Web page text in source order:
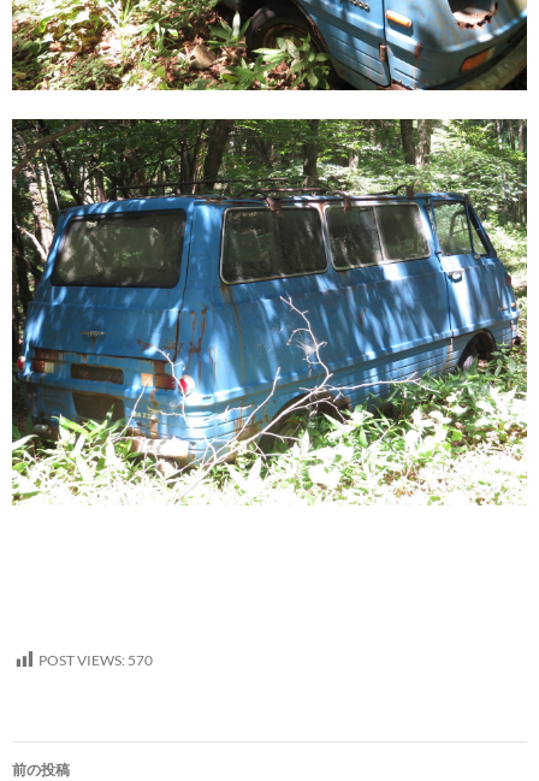
POST VIEWS: 570
投
前の投稿